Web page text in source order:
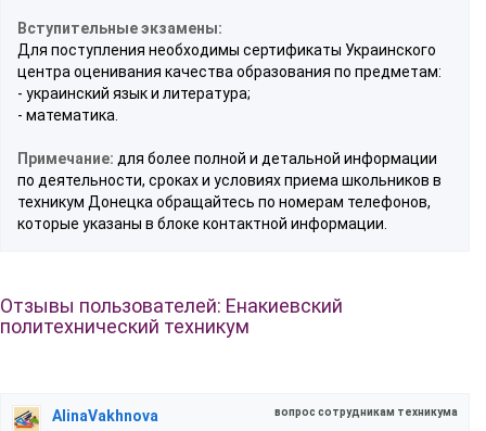
Вступительные экзамены:
Для поступления необходимы сертификаты Украинского
центра оценивания качества образования по предметам:
- украинский язык и литература;
- математика.
Примечание: для более полной и детальной информации
по деятельности, сроках и условиях приема школьников в
техникум Донецка обращайтесь по номерам телефонов,
которые указаны в блоке контактной информации.
Отзывы пользователей: Енакиевский
политехнический техникум
вопрос сотрудникам техникума
AlinaVakhnova